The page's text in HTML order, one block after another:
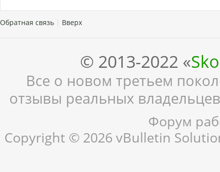
Обратная связь Вверх
© 2013-2022 «
Все о новом третьем
отзывы реальных
Форум
Copyright © 2026 vBulletin